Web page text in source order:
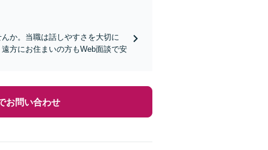
か。当職は話しやすさを大切に
方にお住まいの方もWeb面談で安
お問い合わせ